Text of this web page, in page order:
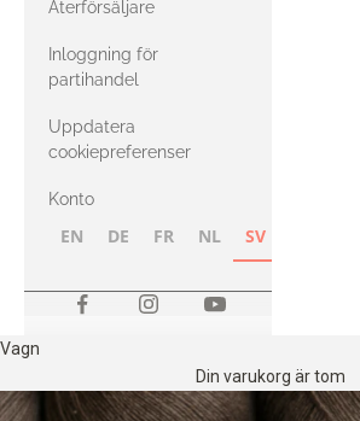
med Heavy
Merino
Återförsäljare
Inloggning för
partihandel
Uppdatera
cookiepreferenser
Konto
EN DE FR NL SV
Vagn
Din varukorg är tom